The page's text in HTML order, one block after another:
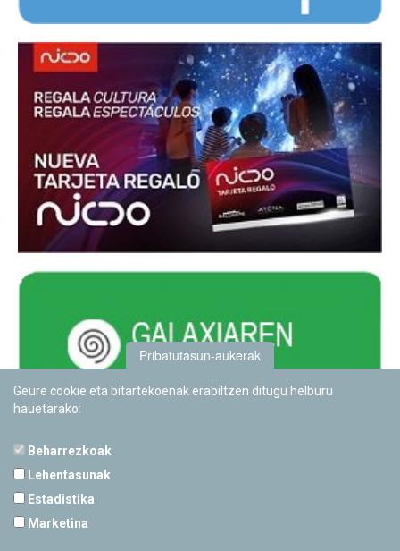
Pribatutasun-aukerak
Geure cookie eta bitartekoenak erabiltzen ditugu helburu
hauetarako:
Beharrezkoak
Lehentasunak
Estadistika
Marketina